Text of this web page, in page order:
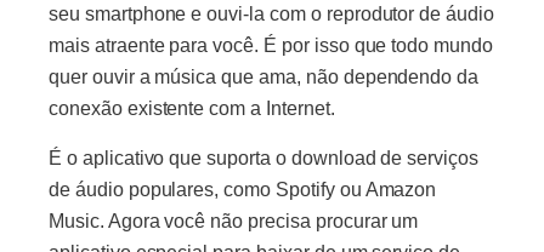
seu smartphone e ouvi-la com o reprodutor de áudio
mais atraente para você. É por isso que todo mundo
quer ouvir a música que ama, não dependendo da
conexão existente com a Internet.
É o aplicativo que suporta o download de serviços
de áudio populares, como Spotify ou Amazon
Music. Agora você não precisa procurar um